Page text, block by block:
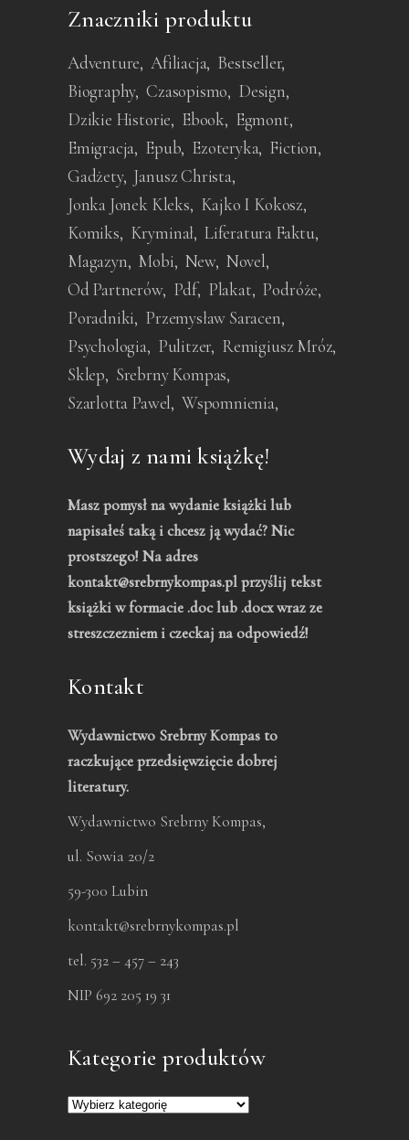
Znaczniki produktu
Adventure Afiliacja Bestseller
Biography Czasopismo
Design
Dzikie Historie
Ebook
Egmont
Emigracja
Epub Ezoteryka Fiction
Gadżety Janusz Christa
Jonka Jonek Kleks
Kajko I Kokosz
Komiks
Kryminał Liferatura Faktu
Magazyn Mobi New Novel
Od Partnerów Pdf Plakat Podróże
Poradniki
Przemysław Saracen
Psychologia
Pulitzer Remigiusz Mróz
Sklep
Srebrny Kompas
Szarlotta Pawel Wspomnienia
Wydaj z nami książkę!
Masz pomysł na wydanie książki lub
napisałeś taką i chcesz ją wydać? Nic
prostszego! Na adres
kontakt@srebrnykompas.pl przyślij tekst
książki w formacie .doc lub .docx wraz ze
streszczezniem i czeckaj na odpowiedź!
Kontakt
Wydawnictwo Srebrny Kompas to
raczkujące przedsięwzięcie dobrej
literatury.
Wydawnictwo Srebrny Kompas,
ul. Sowia 20/2
59-300 Lubin
kontakt@srebrnykompas.pl
tel. 532 – 457 – 243
NIP 692 205 19 31
Kategorie produktów